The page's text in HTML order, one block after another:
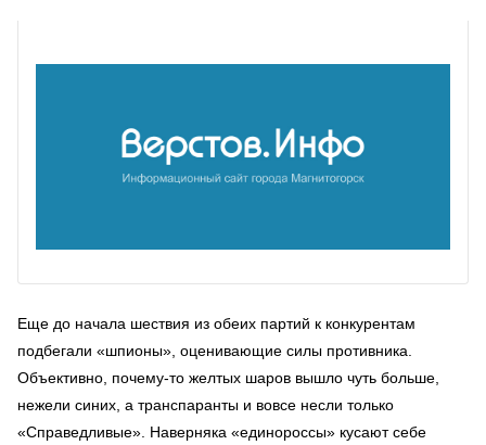
Еще до начала шествия из обеих партий к конкурентам
подбегали «шпионы», оценивающие силы противника.
Объективно, почему-то желтых шаров вышло чуть больше,
нежели синих, а транспаранты и вовсе несли только
«Справедливые». Наверняка «единороссы» кусают себе